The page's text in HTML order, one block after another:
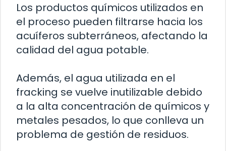
Los productos químicos utilizados en
el proceso pueden filtrarse hacia los
acuíferos subterráneos, afectando la
calidad del agua potable.
Además, el agua utilizada en el
fracking se vuelve inutilizable debido
a la alta concentración de químicos y
metales pesados, lo que conlleva un
problema de gestión de residuos.